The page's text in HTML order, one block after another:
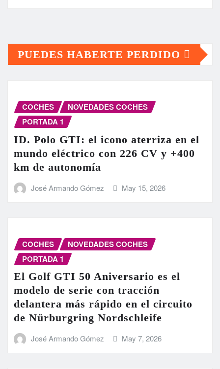
PUEDES HABERTE PERDIDO
COCHES
NOVEDADES COCHES
PORTADA 1
ID. Polo GTI: el icono aterriza en el
mundo eléctrico con 226 CV y +400
km de autonomía
José Armando Gómez May 15, 2026
COCHES
NOVEDADES COCHES
PORTADA 1
El Golf GTI 50 Aniversario es el
modelo de serie con tracción
delantera más rápido en el circuito
de Nürburgring Nordschleife
José Armando Gómez May 7, 2026